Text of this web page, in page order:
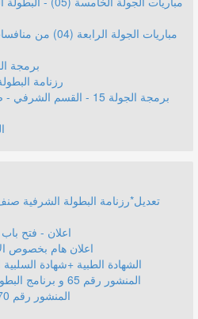
مباريات الجولة
برمجة الجولة 03 فئة
رزنامة البطولة
برمجة الجولة 15 -
*تعديل*رزنامة البطولة الشرفية صنف
اعلان - فتح
اعلان هام بخصوص
الشهادة الطبية +شهادة
المنشور رقم 70 المؤرخ في 22 فيفري 2026